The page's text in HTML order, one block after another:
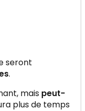
seront
.
mais peut-
plus de temps